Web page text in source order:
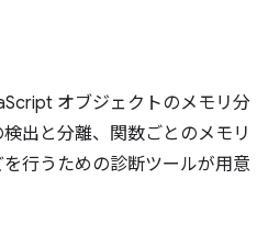
オブジェクトのメモリ分
出と分離、関数ごとのメモリ
行うための診断ツールが用意